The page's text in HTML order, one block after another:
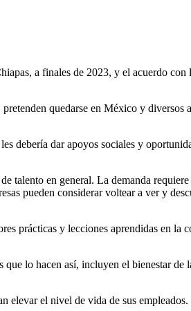
a finales de 2023, y el acuerdo con
quedarse en México y diversos
debería dar apoyos sociales y
talento en general. La demanda requiere
pueden considerar voltear a ver y
prácticas y lecciones aprendidas en la
que lo hacen así, incluyen el bienestar de
elevar el nivel de vida de sus empleados.